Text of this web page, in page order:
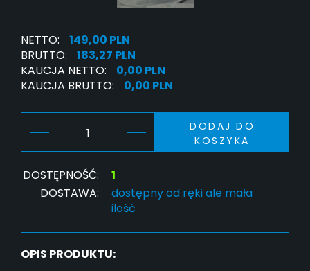
NETTO:
149,00 PLN
BRUTTO:
183,27 PLN
KAUCJA NETTO:
0,00 PLN
KAUCJA BRUTTO:
0,00 PLN
DODAJ DO
KOSZYKA
DOSTĘPNOŚĆ:
1
DOSTAWA:
dostępny od ręki ale mała
ilość
OPIS PRODUKTU: